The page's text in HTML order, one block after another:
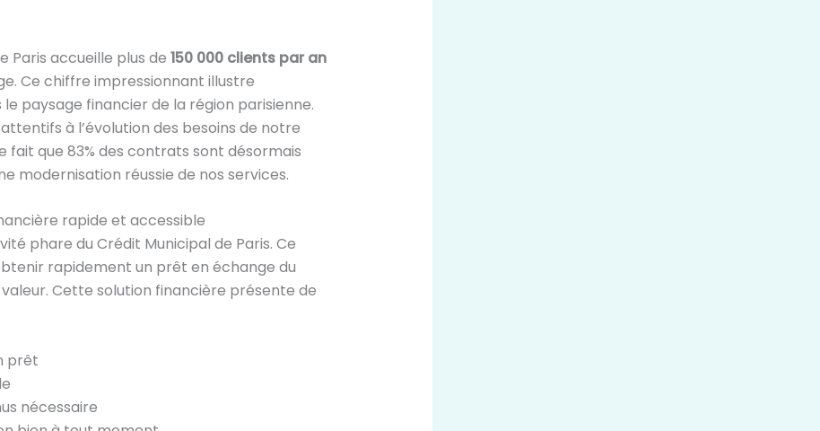
Paris accueille plus de 150 000 clients par an
Ce chiffre impressionnant illustre
paysage financier de la région parisienne.
à l’évolution des besoins de notre
que 83% des contrats sont désormais
modernisation réussie de nos services.
rapide et accessible
phare du Crédit Municipal de Paris. Ce
rapidement un prêt en échange du
Cette solution financière présente de
prêt
nécessaire